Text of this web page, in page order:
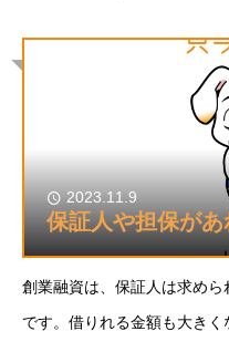
2023.11.9
保証人や担保が
創業融資は、保証人は求めら
です。借りれる金額も大きく